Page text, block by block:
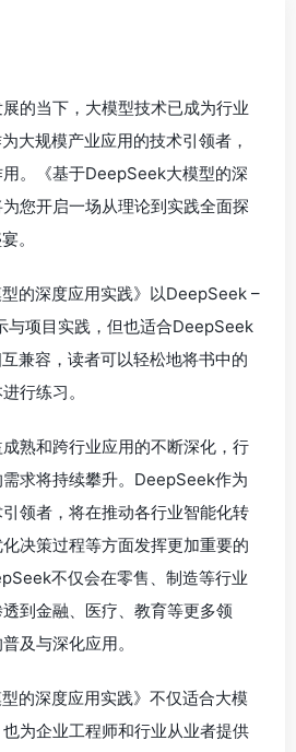
的当下，大模型技术已成为行业
大规模产业应用的技术引领者，
。《基于DeepSeek大模型的深
您开启一场从理论到实践全面探
。
的深度应用实践》以DeepSeek –
与项目实践，但也适合DeepSeek
兼容，读者可以轻松地将书中的
行练习。
熟和跨行业应用的不断深化，行
求将持续攀升。DeepSeek作为
领者，将在推动各行业智能化转
决策过程等方面发挥更加重要的
不仅会在零售、制造等行业
到金融、医疗、教育等更多领
及与深化应用。
的深度应用实践》不仅适合大模
为企业工程师和行业从业者提供